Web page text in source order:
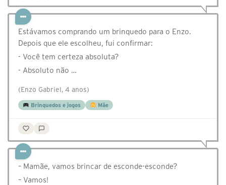
Estávamos comprando um brinquedo para o Enzo.
Depois que ele escolheu, fui confirmar:
- Você tem certeza absoluta?
- Absoluto não …
(Enzo Gabriel, 4 anos)
Brinquedos e jogos Mãe
– Mamãe, vamos brincar de esconde-esconde?
– Vamos!